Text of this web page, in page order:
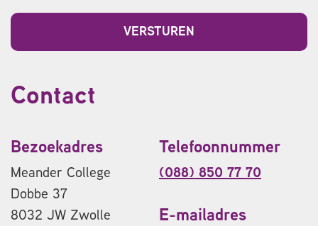
Contact
Bezoekadres
Meander College
Dobbe 37
8032 JW Zwolle
Telefoonnummer
(088) 850 77 70
E-mailadres